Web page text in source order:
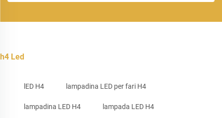
h4 Led
lED H4 lampadina LED per fari H4
lampadina LED H4 lampada LED H4